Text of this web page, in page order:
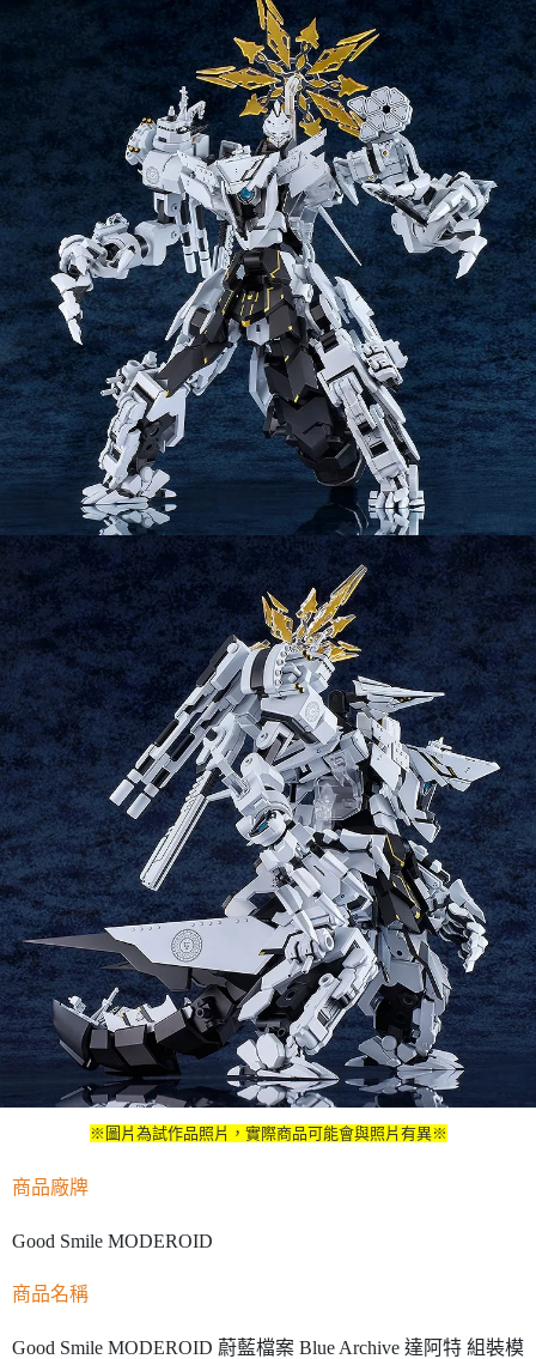
※圖片為試作品照片，實際商品可能會與照片有異※
商品廠牌
Good Smile MODEROID
商品名稱
Good Smile MODEROID 蔚藍檔案 Blue Archive 達阿特 組裝模